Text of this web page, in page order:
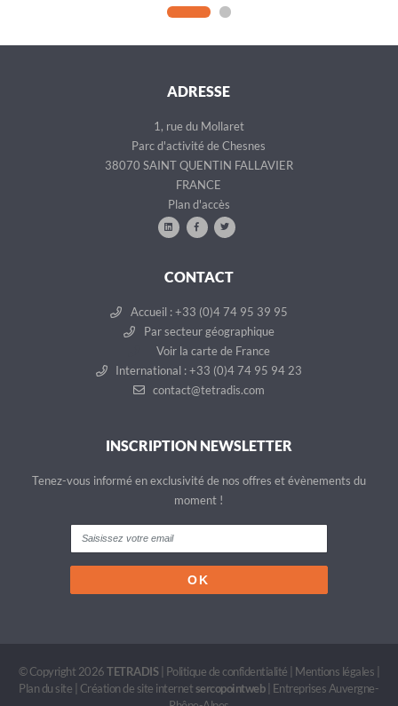
ADRESSE
1, rue du Mollaret
Parc d'activité de Chesnes
38070 SAINT QUENTIN FALLAVIER
FRANCE
Plan d'accès
CONTACT
Accueil : +33 (0)4 74 95 39 95
Par secteur géographique
Voir la carte de France
International : +33 (0)4 74 95 94 23
contact@tetradis.com
INSCRIPTION NEWSLETTER
Tenez-vous informé en exclusivité de nos offres et évènements du
moment !
© Copyright 2026TETRADIS| Politique de confidentialité Mentions légales
Plan du site
Création de site internet sercopointweb| Entreprises Auvergne-